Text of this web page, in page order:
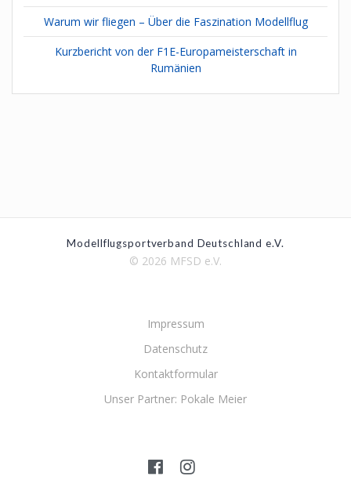
Warum wir fliegen – Über die Faszination Modellflug
Kurzbericht von der F1E-Europameisterschaft in
Rumänien
Modellflugsportverband Deutschland e.V.
© 2026 MFSD e.V.
Impressum
Datenschutz
Kontaktformular
Unser Partner: Pokale Meier